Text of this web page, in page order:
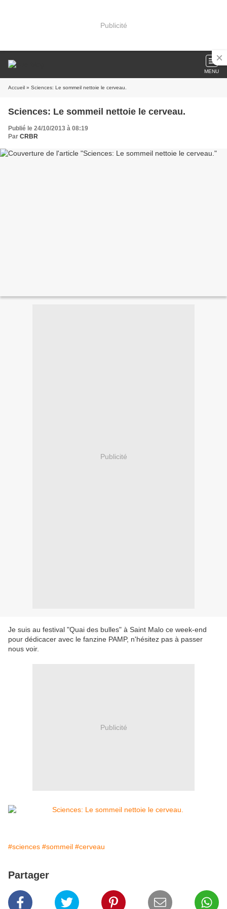
Publicité
MENU
Accueil » Sciences: Le sommeil nettoie le cerveau.
Sciences: Le sommeil nettoie le cerveau.
Publié le 24/10/2013 à 08:19
Par CRBR
Publicité
Je suis au festival "Quai des bulles" à Saint Malo ce week-end
pour dédicacer avec le fanzine PAMP, n'hésitez pas à passer
nous voir.
Publicité
#sciences #sommeil #cerveau
Partager